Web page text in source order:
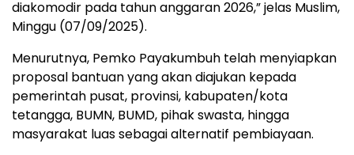
diakomodir pada tahun anggaran 2026,” jelas Muslim,
Minggu (07/09/2025).
Menurutnya, Pemko Payakumbuh telah menyiapkan
proposal bantuan yang akan diajukan kepada
pemerintah pusat, provinsi, kabupaten/kota
tetangga, BUMN, BUMD, pihak swasta, hingga
masyarakat luas sebagai alternatif pembiayaan.